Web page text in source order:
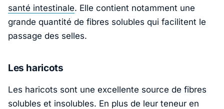
santé intestinale. Elle contient notamment une
grande quantité de fibres solubles qui facilitent le
passage des selles.
Les haricots
Les haricots sont une excellente source de fibres
solubles et insolubles. En plus de leur teneur en